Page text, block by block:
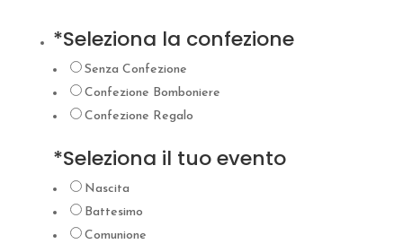
*Seleziona la confezione
Senza Confezione
Confezione Bomboniere
Confezione Regalo
*Seleziona il tuo evento
Nascita
Battesimo
Comunione